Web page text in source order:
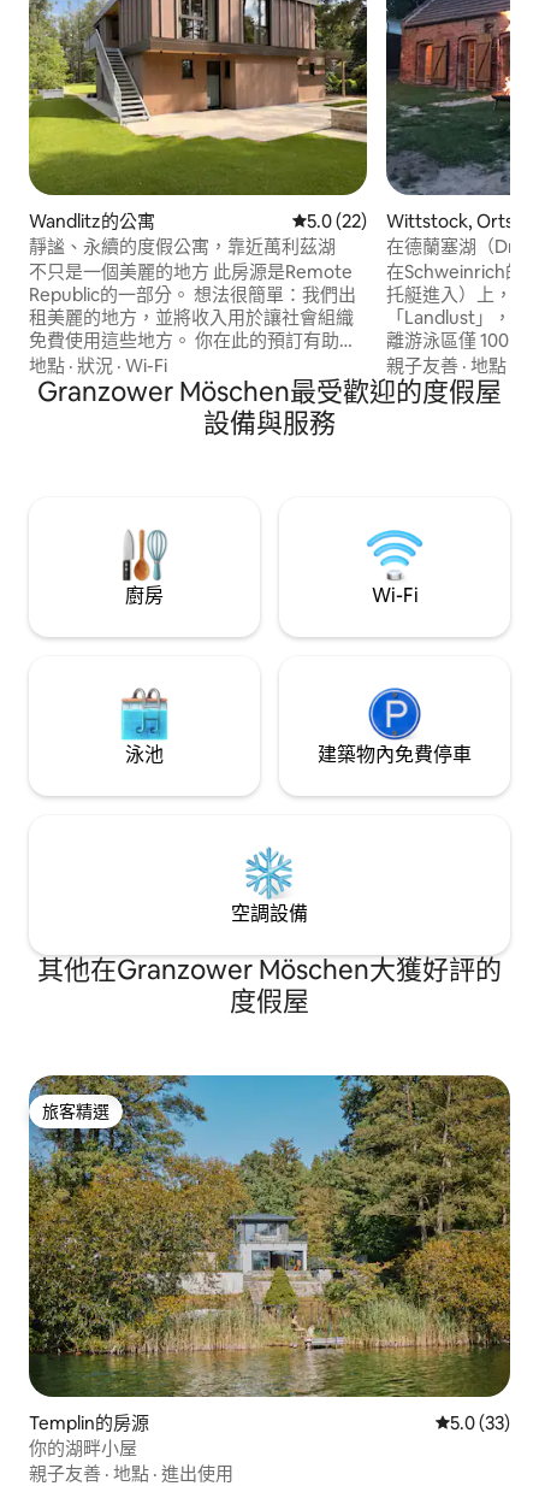
Wandlitz的公寓 從 22 則評價中獲得 5.0 的平
5.0 (22)
靜謐、永續的度假公寓，靠近萬利茲湖
不只是一個美麗的地方 此房源是Remote
Republic的一部分。 想法很簡單：我們出
租美麗的地方，並將收入用於讓社會組織
免費使用這些地方。 你在此的預訂有助於
支持我們的Schiffmühle據點，那裡的船屋
和奧德河 (Alte Oder) 沿岸的場地會定期免
費開放給社交團體。 2025年，大約250人
聚集在那裡參加兒童和青少年福利組織的
旺利茲，安靜且靠近大自然，距旺利茲湖
步行約5分鐘，有獨立入口和自己的露台。
游泳地點就在附近：距離旺利茨湖的免費
游泳地點僅300公尺，步道通往森林中的湖
計，最多可供兩位成人入住，不是家庭式
在大自然中度過悠閒時光的地方。 我們特
別重視永續性：公寓使用氣候友善的暖
氣、現代鍋爐/熱泵技術和太陽能系統，讓
您在整個住宿期間都有良好的感受。
地點 · 狀況 · Wi-Fi
Wittstock,
ich的待客小屋
在德蘭塞湖（
「鄉村樂趣」
在Schweinrich的
托艇進入）上，坐
「Landlust」，
離游泳區僅 100
屋。 可以租用獨
（需要帆船技能）
訂主屋內的「
親子友善 ·地點
Granzower Möschen最受歡迎的度假屋
設備與服務
廚房 Wi-Fi
泳池 建築物內免費停車
空調設備
其他在Granzower Möschen大獲好評的
度假屋
旅客精選
旅客精選
Templin的房源 從 33 則評
5.0 (33)
你的湖畔小屋
親子友善 · 地點 · 進出使用